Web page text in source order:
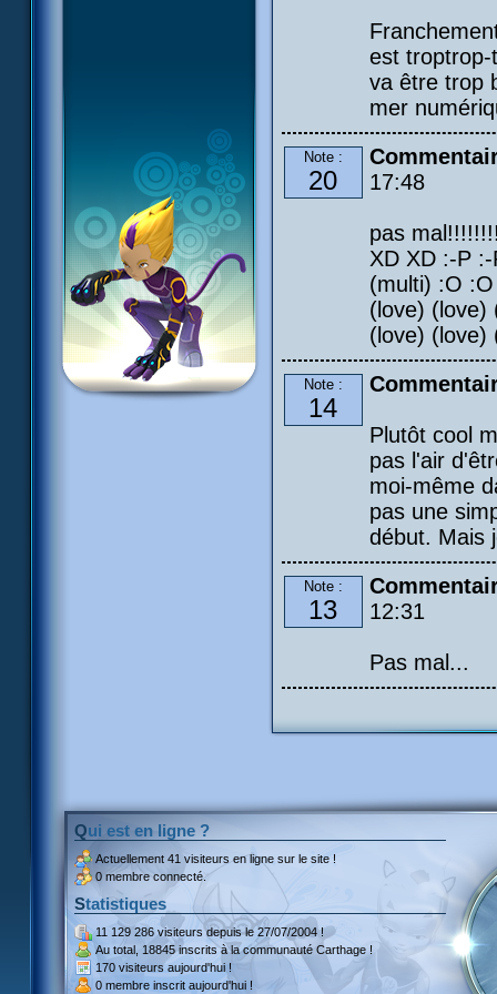
est
va être trop
mer
Note :
20
17:48
pas
XD XD :-P
(multi) :O
(love) (love)
(love) (love)
Note :
14
Plutôt cool
pas l'air
moi-même
pas une
début. Mais
Note :
13
12:31
Pas mal...
Qui est en ligne ?
Actuellement 41 visiteurs en ligne sur le site !
0 membre connecté.
Statistiques
11 129 286 visiteursdepuis le 27/07/2004 !
Au total, 18845 inscritsà la communauté Carthage !
170 visiteurs aujourd'hui !
0 membre inscrit aujourd'hui !